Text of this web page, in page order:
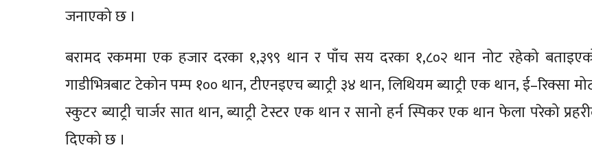
जनाएको छ ।
बरामद रकममा एक हजार दरका १,३९९ थान र पाँच सय दरका १,८०२ थान नोट रहेको
गाडीभित्रबाट टेकोन पम्प १०० थान, टीएनइएच ब्याट्री ३४ थान, लिथियम ब्याट्री एक थान, ई–रिक्सा
स्कुटर ब्याट्री चार्जर सात थान, ब्याट्री टेस्टर एक थान र सानो हर्न स्पिकर एक थान फेला परेको
दिएको छ ।